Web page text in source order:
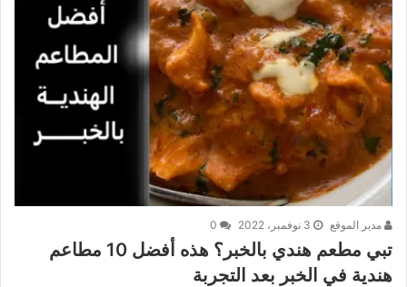
مدير الموقع 3 نوفمبر، 2022
تبي مطعم هندي بالخبر؟ هذه أفضل 10 مطاعم
هندية في الخبر بعد التجربة